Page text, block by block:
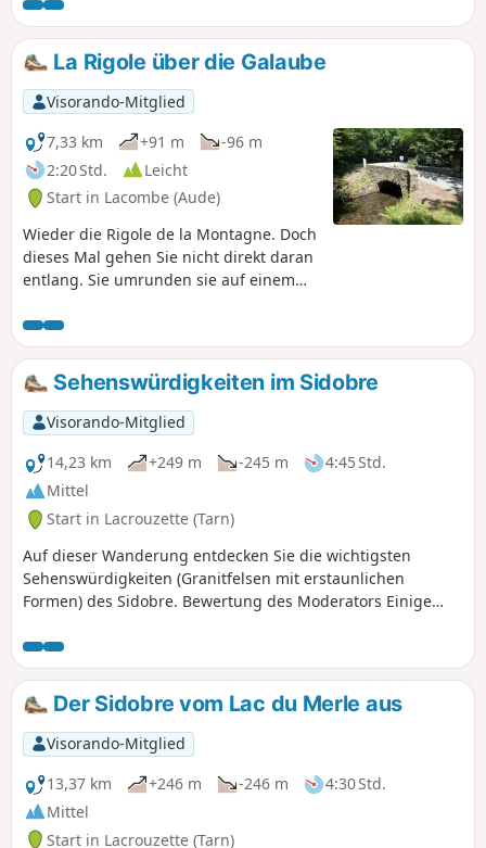
La Rigole über die Galaube
Visorando-Mitglied
7,33 km
+91 m
-96 m
2:20 Std.
Leicht
Start in Lacombe (Aude)
Wieder die Rigole de la Montagne. Doch
dieses Mal gehen Sie nicht direkt daran
entlang. Sie umrunden sie auf einem
Rückweg auf der Straße ist etwas lang,
aber man kann am Straßenrand gehen,
wenn man Asphalt nicht mag.
Sehenswürdigkeiten im Sidobre
Visorando-Mitglied
14,23 km
+249 m -245 m
4:45 Std.
Mittel
Start in Lacrouzette (Tarn)
Auf dieser Wanderung entdecken Sie die wichtigsten
Sehenswürdigkeiten (Granitfelsen mit erstaunlichen
Formen) des Sidobre. Bewertung des Moderators Einige
Bewertungen
Der Sidobre vom Lac du Merle aus
Visorando-Mitglied
13,37 km
+246 m -246 m
4:30 Std.
Mittel
Start in Lacrouzette (Tarn)